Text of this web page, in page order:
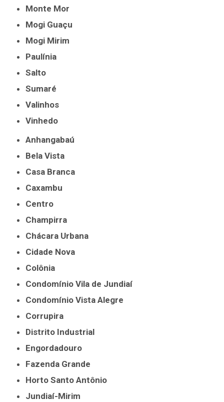
Monte Mor
Mogi Guaçu
Mogi Mirim
Paulínia
Salto
Sumaré
Valinhos
Vinhedo
Anhangabaú
Bela Vista
Casa Branca
Caxambu
Centro
Champirra
Chácara Urbana
Cidade Nova
Colônia
Condomínio Vila de Jundiaí
Condomínio Vista Alegre
Corrupira
Distrito Industrial
Engordadouro
Fazenda Grande
Horto Santo Antônio
Jundiaí-Mirim